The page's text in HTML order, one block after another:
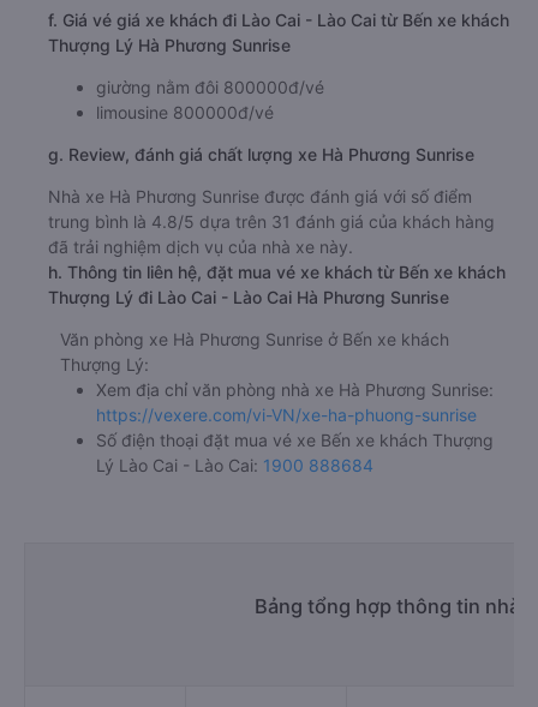
f. Giá vé giá xe khách đi Lào Cai - Lào Cai từ Bến xe khách
Thượng Lý Hà Phương Sunrise
giường nằm đôi 800000đ/vé
limousine 800000đ/vé
g. Review, đánh giá chất lượng xe Hà Phương Sunrise
Nhà xe Hà Phương Sunrise được đánh giá với số điểm
trung bình là 4.8/5 dựa trên 31 đánh giá của khách hàng
đã trải nghiệm dịch vụ của nhà xe này.
h. Thông tin liên hệ, đặt mua vé xe khách từ Bến xe khách
Thượng Lý đi Lào Cai - Lào Cai Hà Phương Sunrise
Văn phòng xe Hà Phương Sunrise ở Bến xe khách
Thượng Lý:
Xem địa chỉ văn phòng nhà xe Hà Phương Sunrise:
https://vexere.com/vi-VN/xe-ha-phuong-sunrise
Số điện thoại đặt mua vé xe Bến xe khách Thượng
Lý Lào Cai - Lào Cai: 1900 888684
Bảng tổng hợp thông tin nhà